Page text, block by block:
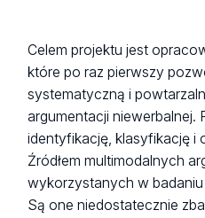
Celem projektu jest
które po raz pierwszy
systematyczną i
argumentacji
identyfikację, klasyfikację i
Źródłem multimodalnych
wykorzystanych w
Są one niedostatecznie